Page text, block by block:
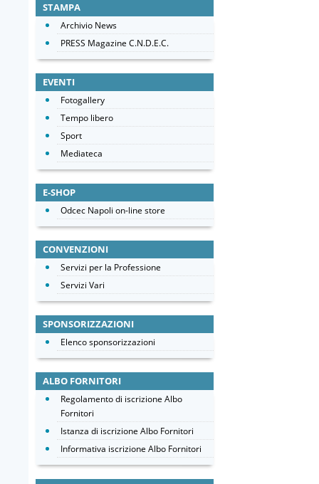
STAMPA
Archivio News
PRESS Magazine C.N.D.E.C.
EVENTI
Fotogallery
Tempo libero
Sport
Mediateca
E-SHOP
Odcec Napoli on-line store
CONVENZIONI
Servizi per la Professione
Servizi Vari
SPONSORIZZAZIONI
Elenco sponsorizzazioni
ALBO FORNITORI
Regolamento di iscrizione Albo
Fornitori
Istanza di iscrizione Albo Fornitori
Informativa iscrizione Albo Fornitori